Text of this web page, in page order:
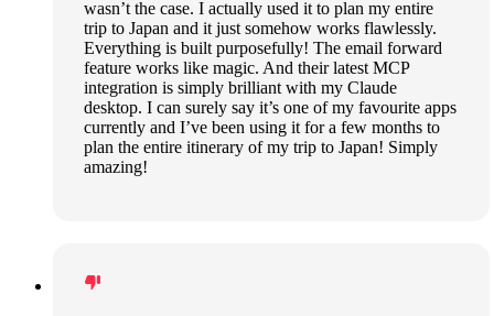
wasn’t the case. I actually used it to plan my entire
trip to Japan and it just somehow works flawlessly.
Everything is built purposefully! The email forward
feature works like magic. And their latest MCP
integration is simply brilliant with my Claude
desktop. I can surely say it’s one of my favourite apps
currently and I’ve been using it for a few months to
plan the entire itinerary of my trip to Japan! Simply
amazing!